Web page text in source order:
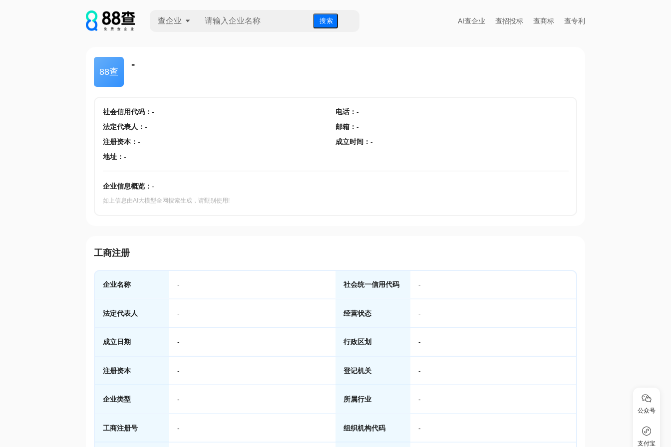
查企业 搜 索 AI查企业 查招投标 查商标 查专利
88查
-
社会信用代码： - 电话： -
法定代表人 ： - 邮箱 ： -
注册资本： - 成立时间 ： -
地址： -
企业信息概览： -
如上信息由AI大模型全网搜索生成，请甄别使用!
工商注册
企业名称 - 社会统一信用代码 -
法定代表人 - 经营状态 -
成立日期 - 行政区划 -
注册资本 - 登记机关 -
企业类型 - 所属行业 -
工商注册号 - 组织机构代码 -
公众号
支付宝